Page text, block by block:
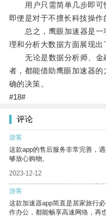
用户只需简单几步即可
即便是对于不擅长科技操作
总之，鹰眼加速器是一
理和分析大数据方面展现出
无论是数据分析师、金
者，都能借助鹰眼加速器
确的决策。
#18#
评论
游客
这款app的售后服务非常完善，
够放心购物。
2023-12-12
游客
这款加速器app简直是居家旅行
作办公，都能畅享高速网络，再